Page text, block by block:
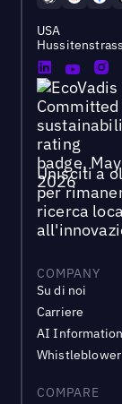
USA
Unisciti a
per
ricerca
COMPANY
Su di noi
Carriere
AI Information
Whistleblower
COMPARE